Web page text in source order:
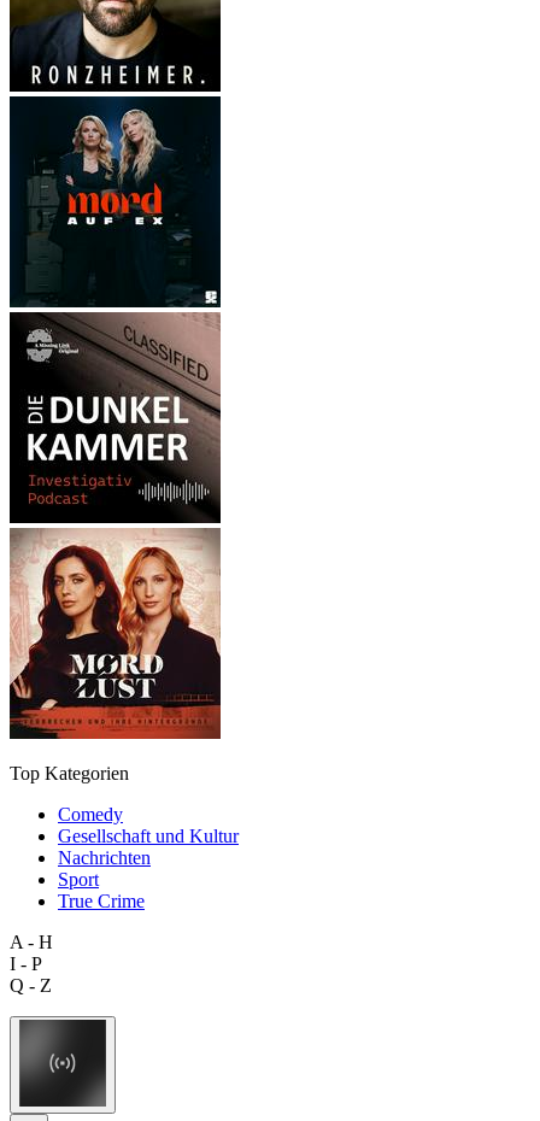
Top Kategorien
Comedy
Gesellschaft und Kultur
Nachrichten
Sport
True Crime
A - H
I - P
Q - Z